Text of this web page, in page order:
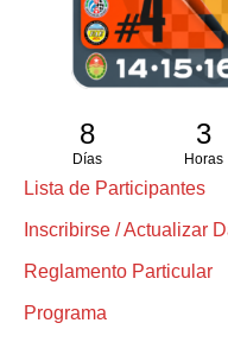
8
Días
3
Horas
Lista de Participantes
Inscribirse / Actualizar
Reglamento Particular
Programa